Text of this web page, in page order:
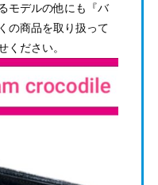
モデルの他にも『バ
の商品を取り扱って
ください。